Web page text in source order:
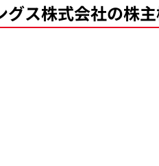
グス株式会社の株